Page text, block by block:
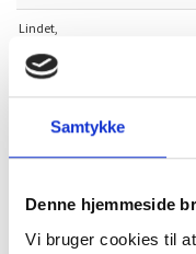
Samtykke
Denne hjemmeside
Vi bruger cookies til
Lindet,
FP.257, DK
Sælges i bundter